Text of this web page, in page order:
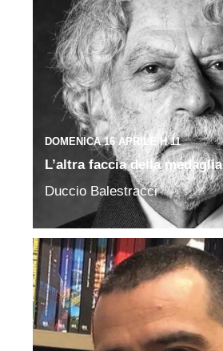
DOMENICA 16 APRILE H 11
L’altra faccia della medaglia
Duccio Balestracci